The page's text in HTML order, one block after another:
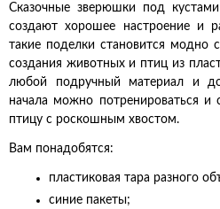
Сказочные зверюшки под
создают хорошее настроение и
такие поделки становится модно
создания животных и птиц из
любой подручный материал и
начала можно потренироваться и
птицу с роскошным хвостом.
Вам понадобятся:
пластиковая тара разного
синие пакеты;